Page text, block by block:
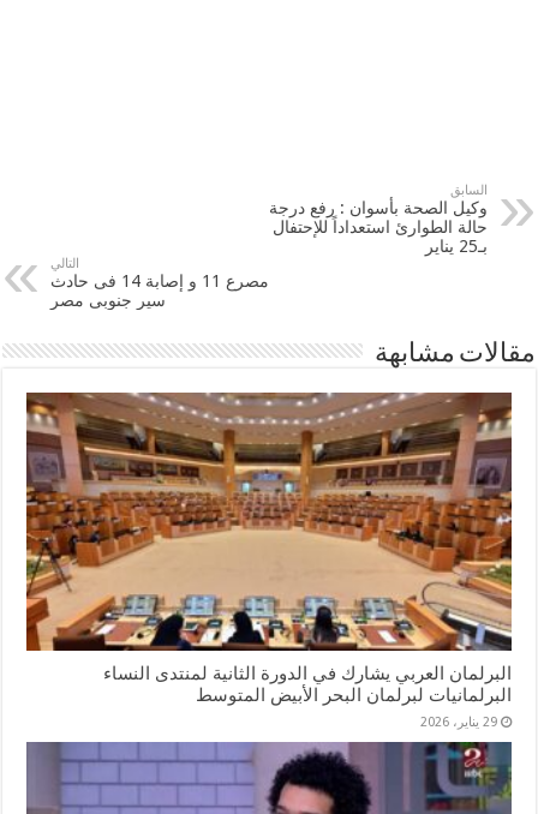
السابق
وكيل الصحة بأسوان : رفع درجة
حالة الطوارئ استعداداً للإحتفال
بـ25 يناير
التالي
مصرع 11 و إصابة 14 فى حادث
سير جنوبى مصر
مقالات مشابهة
البرلمان العربي يشارك في الدورة الثانية لمنتدى النساء
البرلمانيات لبرلمان البحر الأبيض المتوسط
29 يناير، 2026